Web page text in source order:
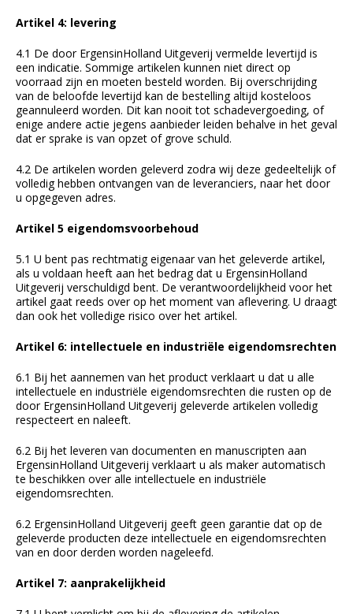
Artikel 4: levering
4.1 De door ErgensinHolland Uitgeverij vermelde levertijd is
een indicatie. Sommige artikelen kunnen niet direct op
voorraad zijn en moeten besteld worden. Bij overschrijding
van de beloofde levertijd kan de bestelling altijd kosteloos
geannuleerd worden. Dit kan nooit tot schadevergoeding, of
enige andere actie jegens aanbieder leiden behalve in het geval
dat er sprake is van opzet of grove schuld.
4.2 De artikelen worden geleverd zodra wij deze gedeeltelijk of
volledig hebben ontvangen van de leveranciers, naar het door
u opgegeven adres.
Artikel 5 eigendomsvoorbehoud
5.1 U bent pas rechtmatig eigenaar van het geleverde artikel,
als u voldaan heeft aan het bedrag dat u ErgensinHolland
Uitgeverij verschuldigd bent. De verantwoordelijkheid voor het
artikel gaat reeds over op het moment van aflevering. U draagt
dan ook het volledige risico over het artikel.
Artikel 6: intellectuele en industriële eigendomsrechten
6.1 Bij het aannemen van het product verklaart u dat u alle
intellectuele en industriële eigendomsrechten die rusten op de
door ErgensinHolland Uitgeverij geleverde artikelen volledig
respecteert en naleeft.
6.2 Bij het leveren van documenten en manuscripten aan
ErgensinHolland Uitgeverij verklaart u als maker automatisch
te beschikken over alle intellectuele en industriële
eigendomsrechten.
6.2 ErgensinHolland Uitgeverij geeft geen garantie dat op de
geleverde producten deze intellectuele en eigendomsrechten
van en door derden worden nageleefd.
Artikel 7: aanprakelijkheid